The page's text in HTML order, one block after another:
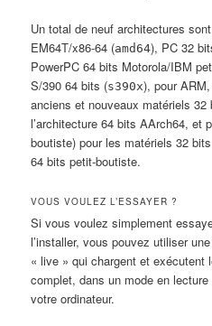
Un total de neuf architectures
EM64T/x86-64 (amd64), PC 32
PowerPC 64 bits Motorola/IBM
S/390 64 bits (s390x), pour ARM,
anciens et nouveaux matériels 32
l’architecture 64 bitsAArch64, et
boutiste) pour les matériels 32
64 bits petit-boutiste.
VOUS VOULEZ L’ESSAYER ?
Si vous voulez simplement
l’installer, vous pouvez utiliser
« live » qui chargent et exécutent
complet, dans un mode en
votre ordinateur.